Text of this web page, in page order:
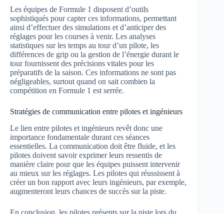
Les équipes de Formule 1 disposent d’outils
sophistiqués pour capter ces informations, permettant
ainsi d’effectuer des simulations et d’anticiper des
réglages pour les courses à venir. Les analyses
statistiques sur les temps au tour d’un pilote, les
différences de grip ou la gestion de l’énergie durant le
tour fournissent des précisions vitales pour les
préparatifs de la saison. Ces informations ne sont pas
négligeables, surtout quand on sait combien la
compétition en Formule 1 est serrée.
Stratégies de communication entre pilotes et ingénieurs
Le lien entre pilotes et ingénieurs revêt donc une
importance fondamentale durant ces séances
essentielles. La communication doit être fluide, et les
pilotes doivent savoir exprimer leurs ressentis de
manière claire pour que les équipes puissent intervenir
au mieux sur les réglages. Les pilotes qui réussissent à
créer un bon rapport avec leurs ingénieurs, par exemple,
augmenteront leurs chances de succès sur la piste.
En conclusion, les pilotes présents sur la piste lors du